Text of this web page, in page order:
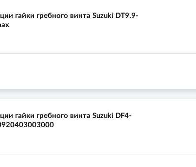
гайки гребного винта Suzuki DT9.9-
гайки гребного винта Suzuki DF4-